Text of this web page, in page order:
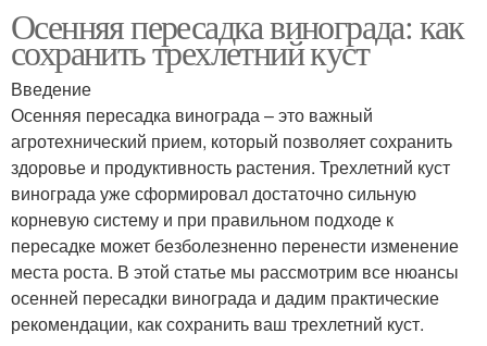
Осенняя пересадка винограда: как
сохранить трехлетний куст
Введение
Осенняя пересадка винограда – это важный
агротехнический прием, который позволяет сохранить
здоровье и продуктивность растения. Трехлетний куст
винограда уже сформировал достаточно сильную
корневую систему и при правильном подходе к
пересадке может безболезненно перенести изменение
места роста. В этой статье мы рассмотрим все нюансы
осенней пересадки винограда и дадим практические
рекомендации, как сохранить ваш трехлетний куст.